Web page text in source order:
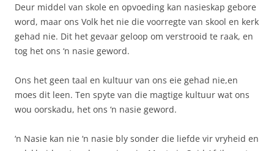
Deur middel van skole en opvoeding kan nasieskap gebore
word, maar ons Volk het nie die voorregte van skool en kerk
gehad nie. Dit het gevaar geloop om verstrooid te raak, en
tog het ons ‘n nasie geword.
Ons het geen taal en kultuur van ons eie gehad nie,en
moes dit leen. Ten spyte van die magtige kultuur wat ons
wou oorskadu, het ons ‘n nasie geword.
‘n Nasie kan nie ‘n nasie bly sonder die liefde vir vryheid en